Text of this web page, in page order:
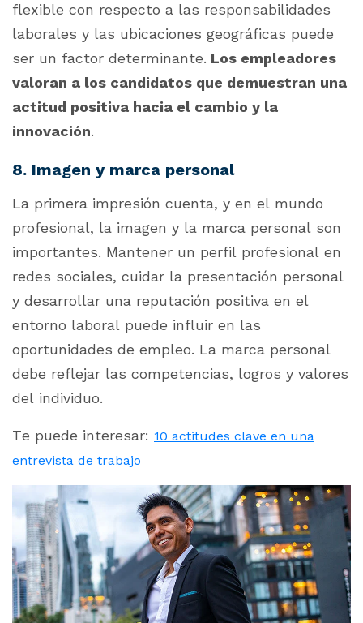
flexible con respecto a las responsabilidades
laborales y las ubicaciones geográficas puede
ser un factor determinante. Los empleadores
valoran a los candidatos que demuestran una
actitud positiva hacia el cambio y la
innovación.
8. Imagen y marca personal
La primera impresión cuenta, y en el mundo
profesional, la imagen y la marca personal son
importantes. Mantener un perfil profesional en
redes sociales, cuidar la presentación personal
y desarrollar una reputación positiva en el
entorno laboral puede influir en las
oportunidades de empleo. La marca personal
debe reflejar las competencias, logros y valores
del individuo.
Te puede interesar: 10 actitudes clave en una
entrevista de trabajo